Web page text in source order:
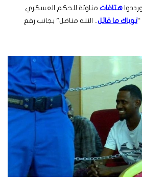
هتافات مناوئة للحكم العسكري
توباك ما قاتل.. الننه مناضل” بجانب رفع